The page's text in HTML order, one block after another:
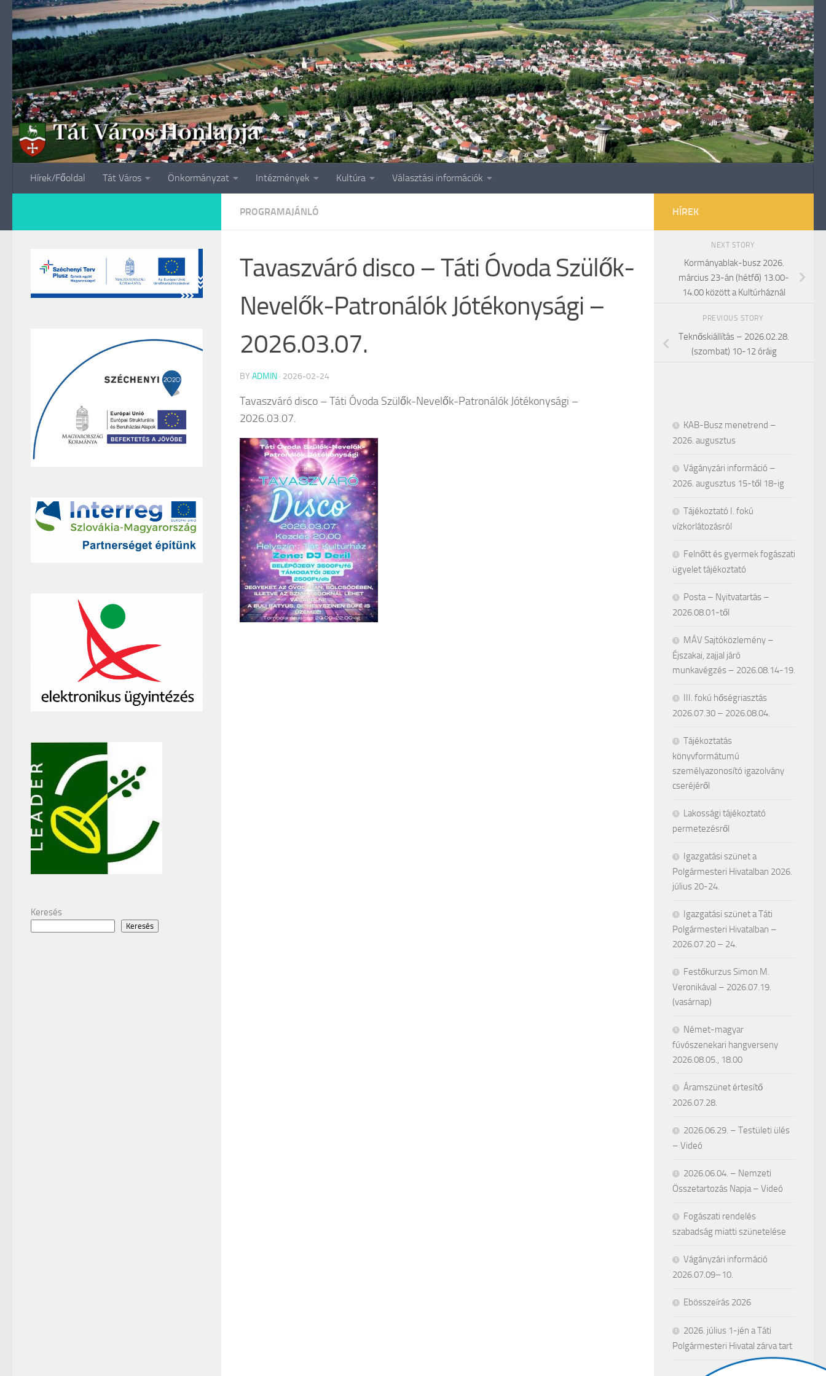
Skip to content
Hírek/Főoldal Tát Város Önkormányzat Intézmények Kultúra Választási információk
PROGRAMAJÁNLÓ
Tavaszváró disco – Táti Óvoda Szülők-
Nevelők-Patronálók Jótékonysági –
2026.03.07.
BY ADMIN · 2026-02-24
Tavaszváró disco – Táti Óvoda Szülők-Nevelők-Patronálók Jótékonysági –
2026.03.07.
Keresés
Keresés
HÍREK
NEXT STORY
Kormányablak-busz 2026.
március 23-án (hétfő) 13.00-
14.00 között a Kultúrháznál
PREVIOUS STORY
Teknőskiállítás – 2026.02.28.
(szombat) 10-12 óráig
KAB-Busz menetrend –
2026. augusztus
Vágányzári információ –
2026. augusztus 15-től 18-ig
Tájékoztató I. fokú
vízkorlátozásról
Felnőtt és gyermek fogászati
ügyelet tájékoztató
Posta – Nyitvatartás –
2026.08.01-től
MÁV Sajtóközlemény –
Éjszakai, zajjal járó
munkavégzés – 2026.08.14-19.
III. fokú hőségriasztás
2026.07.30 – 2026.08.04.
Tájékoztatás
könyvformátumú
személyazonosító igazolvány
cseréjéről
Lakossági tájékoztató
permetezésről
Igazgatási szünet a
Polgármesteri Hivatalban 2026.
július 20-24.
Igazgatási szünet a Táti
Polgármesteri Hivatalban –
2026.07.20 – 24.
Festőkurzus Simon M.
Veronikával – 2026.07.19.
(vasárnap)
Német-magyar
fúvószenekari hangverseny
2026.08.05., 18.00
Áramszünet értesítő
2026.07.28.
2026.06.29. – Testületi ülés
– Videó
2026.06.04. – Nemzeti
Összetartozás Napja – Videó
Fogászati rendelés
szabadság miatti szünetelése
Vágányzári információ
2026.07.09–10.
Ebösszeírás 2026
2026. július 1-jén a Táti
Polgármesteri Hivatal zárva tart